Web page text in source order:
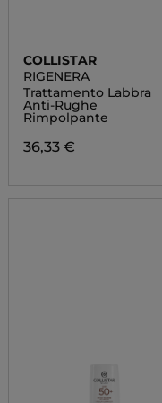
COLLISTAR
RIGENERA
Trattamento Labbra
Anti-Rughe
Rimpolpante
36,33 €